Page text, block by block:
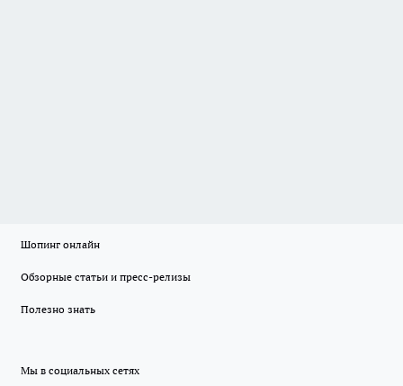
Шопинг онлайн
Обзорные статьи и пресс-релизы
Полезно знать
Мы в социальных сетях